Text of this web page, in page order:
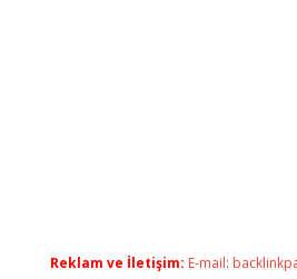
Reklam ve İletişim: E-mail: